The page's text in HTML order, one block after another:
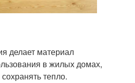
делает материал
в жилых домах,
тепло.